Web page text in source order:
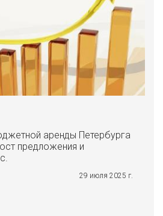
аренды Петербурга
предложения и
29 июля 2025 г.